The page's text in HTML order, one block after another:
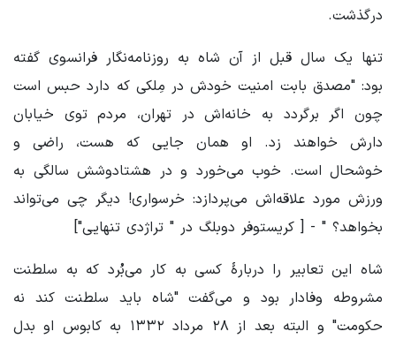
درگذشت.
تنها یک سال قبل از آن شاه به روزنامه‌نگار فرانسوی گفته
بود: "مصدق بابت امنیت خودش در مِلکی که دارد حبس است
چون اگر برگردد به خانه‌اش در تهران، مردم توی خیابان
دارش خواهند زد. او همان جایی که هست، راضی و
خوشحال است. خوب می‌خورد و در هشتادوشش سالگی به
ورزش مورد علاقه‌اش می‌پردازد: خرسواری! دیگر چی می‌تواند
بخواهد؟ " - [ کریستوفر دوبلگ در " تراژدی تنهایی"]
شاه این تعابیر را دربارۀ کسی به کار می‌بُرد که به سلطنت
مشروطه وفادار بود و می‌گفت "شاه باید سلطنت کند نه
حکومت" و البته بعد از ۲۸ مرداد ۱۳۳۲ به کابوس او بدل